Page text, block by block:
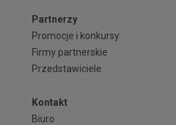
Partnerzy
Promocje i konkursy
Firmy partnerskie
Przedstawiciele
Kontakt
Biuro